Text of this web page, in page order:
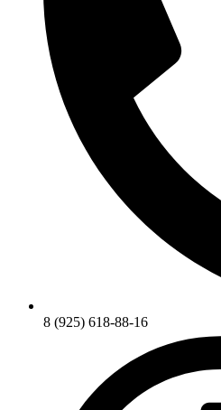
8 (925) 618-88-16